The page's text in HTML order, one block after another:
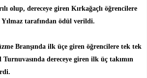
olup, dereceye giren Kırkağaçlı öğrencilere
tarafından ödül verildi.
Branşında ilk üçe giren öğrencilere tek tek
dereceye giren ilk üç takımın